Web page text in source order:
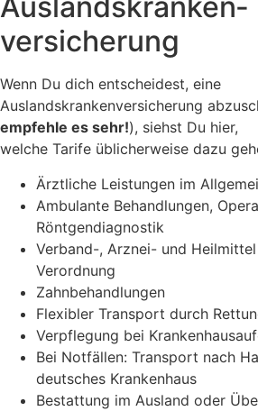
Auslandskranken­
versicherung
Wenn Du dich entscheidest, eine
Auslandskrankenversicherung
empfehle es sehr!), siehst Du hier,
welche Tarife üblicherweise dazu
Ärztliche Leistungen im
Ambulante Behandlungen,
Röntgendiagnostik
Verband-, Arznei- und
Verordnung
Zahnbehandlungen
Flexibler Transport durch
Verpflegung bei
Bei Notfällen: Transport nach
deutsches Krankenhaus
Bestattung im Ausland oder